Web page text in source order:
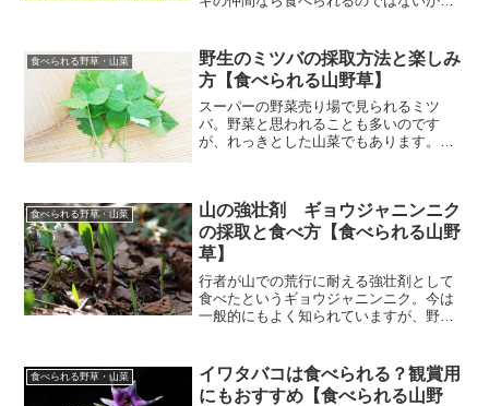
蓬）：キク科ヨモギ属 多年草 別名：ネ
ズミヨモギ、ハマヨモ...
食べられる野草・山菜
野生のミツバの採取方法と楽しみ
方【食べられる山野草】
スーパーの野菜売り場で見られるミツ
バ。野菜と思われることも多いのです
が、れっきとした山菜でもあります。天
（三葉）：セリ科ミツバ属 多...
食べられる野草・山菜
山の強壮剤 ギョウジャニンニク
の採取と食べ方【食べられる山野
草】
行者が山での荒行に耐える強壮剤として
食べたというギョウジャニンニク。今は
一般的にもよく知られていますが、野生
まとめました。ギョウジャニンニクの基
本情報 ギョウジャニンニ...
食べられる野草・山菜
イワタバコは食べられる？観賞用
にもおすすめ【食べられる山野